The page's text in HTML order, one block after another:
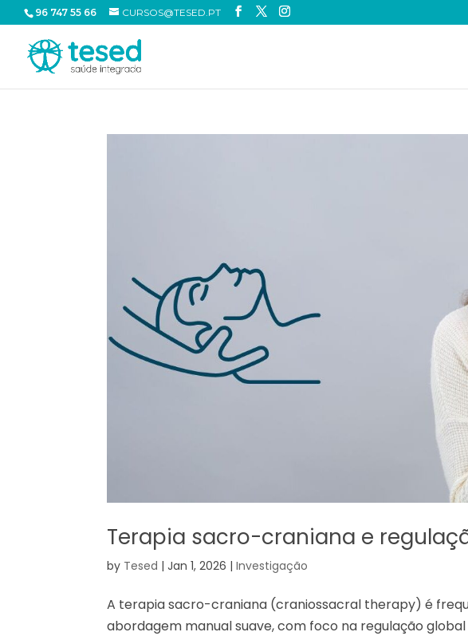
96 747 55 66 CURSOS@TESED.PT
Terapia sacro-craniana e
by Tesed |Jan 1, 2026 |Investigação
A terapia sacro-craniana (craniossacral therapy) é
abordagem manual suave, com foco na regulação